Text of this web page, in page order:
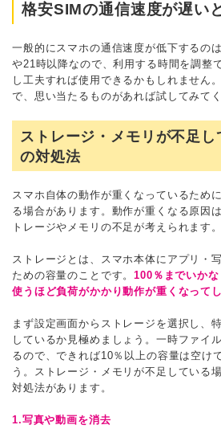
格安SIMの通信速度が遅い
一般的にスマホの通信速度が低下するの
や21時以降なので、利用する時間を調整
し工夫すれば使用できるかもしれません
で、思い当たるものがあれば試してみてく
ストレージ・メモリが不足
の対処法
スマホ自体の動作が重くなっているため
る場合があります。動作が重くなる原因
トレージやメモリの不足が考えられます。
ストレージとは、スマホ本体にアプリ・
ための容量のことです。100％までいか
使うほど負荷がかかり動作が重くなって
まず設定画面からストレージを選択し、
しているか見極めましょう。一時ファイ
るので、できれば10％以上の容量は空け
う。ストレージ・メモリが不足している
対処法があります。
1.写真や動画を消去